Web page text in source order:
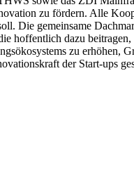
zu fördern. Alle
Die gemeinsame
hoffentlich dazu
zu erhöhen,
der Start-ups